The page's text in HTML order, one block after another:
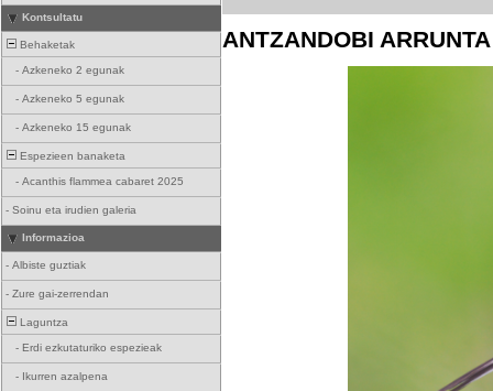
Kontsultatu
Behaketak
- Azkeneko 2 egunak
- Azkeneko 5 egunak
- Azkeneko 15 egunak
Espezieen banaketa
- Acanthis flammea cabaret 2025
- Soinu eta irudien galeria
Informazioa
- Albiste guztiak
- Zure gai-zerrendan
Laguntza
- Erdi ezkutaturiko espezieak
- Ikurren azalpena
ANTZANDOBI